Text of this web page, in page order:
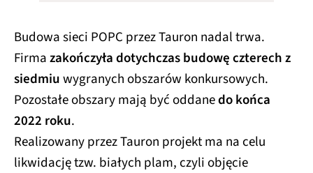
Budowa sieci POPC przez Tauron nadal trwa.
Firmazakończyła dotychczas budowę czterech z
siedmiuwygranych obszarów konkursowych.
Pozostałe obszary mają być oddanedo końca
2022 roku.
Realizowany przez Tauron projekt ma na celu
likwidację tzw. białych plam, czyli objęcie